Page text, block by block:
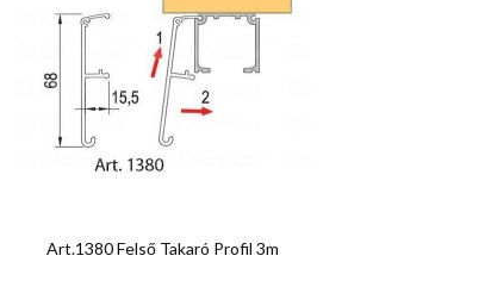
Art.1380 Felső Takaró Profil 3m
Előnézet